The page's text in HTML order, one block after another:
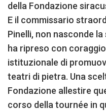
della Fondazione
E il commissario
Pinelli, non nasconde la
ha ripreso con
istituzionale di
teatri di pietra. Una
Fondazione allestire
corso della tournée in